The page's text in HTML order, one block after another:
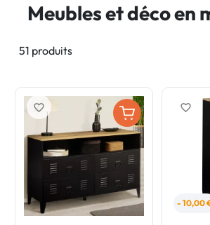
Meubles et déco en
51 produits
favorite_border
- 10,00
favorite_border